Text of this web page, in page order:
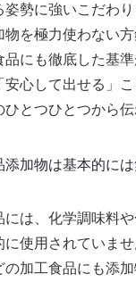
姿勢に強いこだわ
を極力使わない
品にも徹底した基
心して出せる」
とつひとつから伝
添加物は基本的に
には、化学調味料
使用されていま
の加工食品にも添